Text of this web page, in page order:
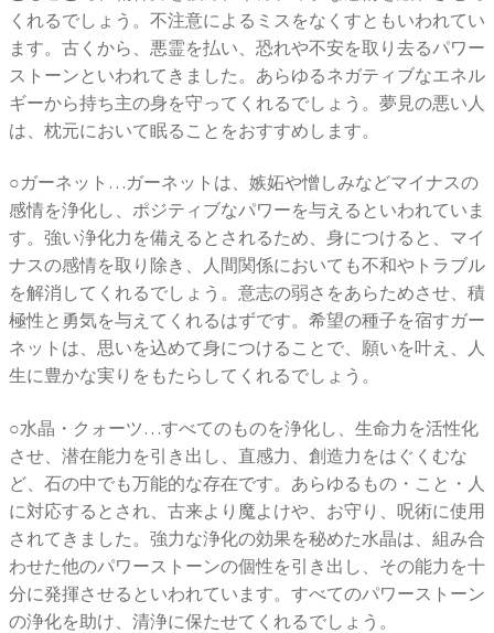
くれるでしょう。不注意によるミスをなくすともいわれてい
ます。古くから、悪霊を払い、恐れや不安を取り去るパワー
ストーンといわれてきました。あらゆるネガティブなエネル
ギーから持ち主の身を守ってくれるでしょう。夢見の悪い人
は、枕元において眠ることをおすすめします。
○ガーネット…ガーネットは、嫉妬や憎しみなどマイナスの
感情を浄化し、ポジティブなパワーを与えるといわれていま
す。強い浄化力を備えるとされるため、身につけると、マイ
ナスの感情を取り除き、人間関係においても不和やトラブル
を解消してくれるでしょう。意志の弱さをあらためさせ、積
極性と勇気を与えてくれるはずです。希望の種子を宿すガー
ネットは、思いを込めて身につけることで、願いを叶え、人
生に豊かな実りをもたらしてくれるでしょう。
○水晶・クォーツ…すべてのものを浄化し、生命力を活性化
させ、潜在能力を引き出し、直感力、創造力をはぐくむな
ど、石の中でも万能的な存在です。あらゆるもの・こと・人
に対応するとされ、古来より魔よけや、お守り、呪術に使用
されてきました。強力な浄化の効果を秘めた水晶は、組み合
わせた他のパワーストーンの個性を引き出し、その能力を十
分に発揮させるといわれています。すべてのパワーストーン
の浄化を助け、清浄に保たせてくれるでしょう。